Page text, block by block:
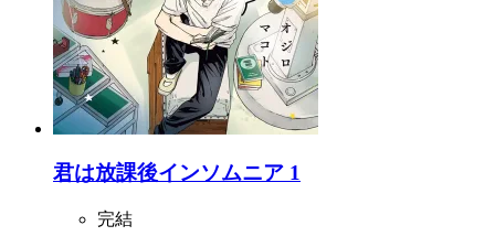
君は放課後インソムニア 1
完結